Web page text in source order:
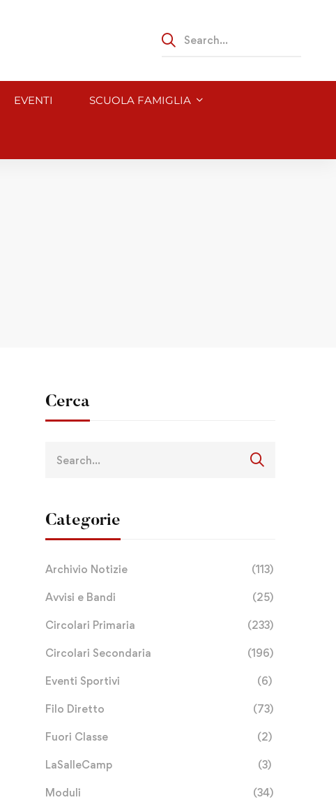
EVENTI SCUOLA FAMIGLIA
Cerca
Categorie
Archivio Notizie (113)
Avvisi e Bandi (25)
Circolari Primaria (233)
Circolari Secondaria (196)
Eventi Sportivi (6)
Filo Diretto (73)
Fuori Classe (2)
LaSalleCamp (3)
Moduli (34)